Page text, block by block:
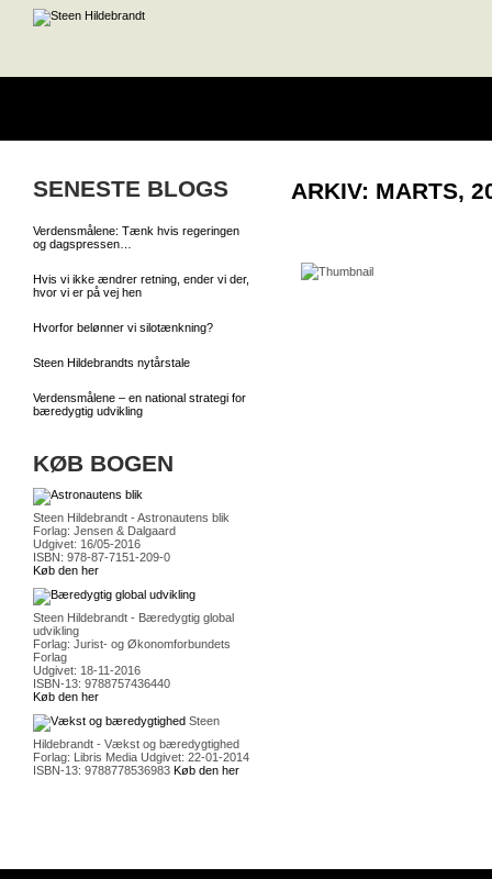
SENESTE BLOGS
Verdensmålene: Tænk hvis regeringen
og dagspressen…
Hvis vi ikke ændrer retning, ender vi der,
hvor vi er på vej hen
Hvorfor belønner vi silotænkning?
Steen Hildebrandts nytårstale
Verdensmålene – en national strategi for
bæredygtig udvikling
KØB BOGEN
Steen Hildebrandt - Astronautens blik
Forlag: Jensen & Dalgaard
Udgivet: 16/05-2016
ISBN: 978-87-7151-209-0
Køb den her
Steen Hildebrandt - Bæredygtig global
udvikling
Forlag: Jurist- og Økonomforbundets
Forlag
Udgivet: 18-11-2016
ISBN-13: 9788757436440
Køb den her
Steen
Hildebrandt - Vækst og bæredygtighed
Forlag: Libris Media Udgivet: 22-01-2014
ISBN-13: 9788778536983 Køb den her
ARKIV: MARTS,